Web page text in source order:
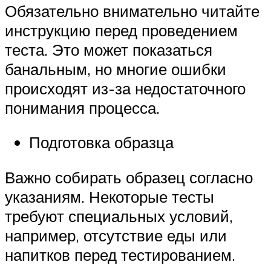
Обязательно внимательно читайте
инструкцию перед проведением
теста. Это может показаться
банальным, но многие ошибки
происходят из-за недостаточного
понимания процесса.
Подготовка образца
Важно собирать образец согласно
указаниям. Некоторые тесты
требуют специальных условий,
например, отсутствие еды или
напитков перед тестированием.